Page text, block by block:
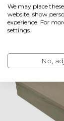
Product
We may place
website, show
experience. For
settings.
No,